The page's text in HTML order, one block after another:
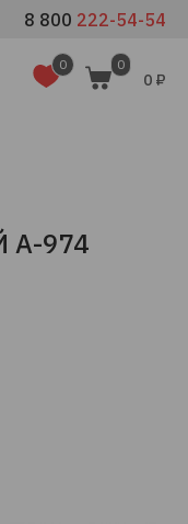
8 800 222-54-54
0 0
0 ₽
974